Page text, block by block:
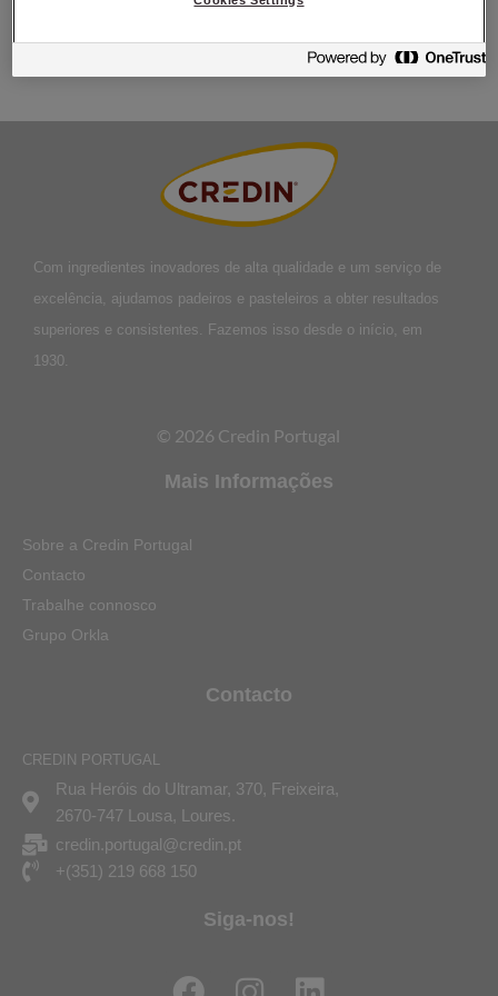
Com ingredientes inovadores de alta qualidade e um serviço de
excelência, ajudamos padeiros e pasteleiros a obter resultados
superiores e consistentes. Fazemos isso desde o início, em
1930.
© 2026 Credin Portugal
Mais Informações
Sobre a Credin Portugal
Contacto
Trabalhe connosco
Grupo Orkla
Contacto
CREDIN PORTUGAL
Rua Heróis do Ultramar, 370, Freixeira,
2670-747 Lousa, Loures.
credin.portugal@credin.pt
+(351) 219 668 150
Siga-nos!
F I L